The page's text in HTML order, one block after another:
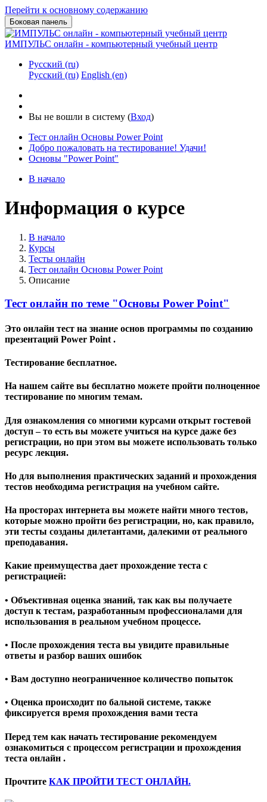
Перейти к основному содержанию
Боковая панель
ИМПУЛЬС онлайн - компьютерный учебный центр
Русский ‎(ru)‎
Русский ‎(ru)‎ English ‎(en)‎
Вы не вошли в систему (Вход)
Тест онлайн Основы Power Point
Добро пожаловать на тестирование! Удачи!
Основы "Power Point"
В начало
Информация о курсе
В начало
Курсы
Тесты онлайн
Тест онлайн Основы Power Point
Описание
Тест онлайн по теме "Основы Power Point"
Это онлайн тест на знание основ программы по созданию
презентаций Power Point .
Тестирование бесплатное.
На нашем сайте вы бесплатно можете пройти полноценное
тестирование по многим темам.
Для ознакомления со многими курсами открыт гостевой
доступ – то есть вы можете учиться на курсе даже без
регистрации, но при этом вы можете использовать только
ресурс лекция.
Но для выполнения практических заданий и прохождения
тестов необходима регистрация на учебном сайте.
На просторах интернета вы можете найти много тестов,
которые можно пройти без регистрации, но, как правило,
эти тесты созданы дилетантами, далекими от реального
преподавания.
Какие преимущества дает прохождение теста с
регистрацией:
• Объективная оценка знаний, так как вы получаете
доступ к тестам, разработанным профессионалами для
использования в реальном учебном процессе.
• После прохождения теста вы увидите правильные
ответы и разбор ваших ошибок
• Вам доступно неограниченное количество попыток
• Оценка происходит по бальной системе, также
фиксируется время прохождения вами теста
Перед тем как начать тестирование рекомендуем
ознакомиться с процессом регистрации и прохождения
теста онлайн .
Прочтите КАК ПРОЙТИ ТЕСТ ОНЛАЙН.